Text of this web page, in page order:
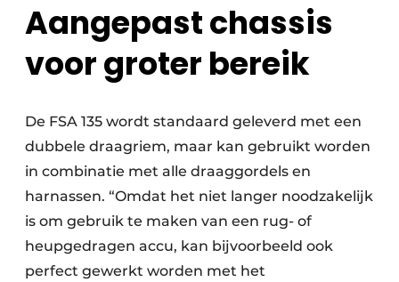
Aangepast chassis
voor groter bereik
De FSA 135 wordt standaard geleverd met een
dubbele draagriem, maar kan gebruikt worden
in combinatie met alle draaggordels en
harnassen. “Omdat het niet langer noodzakelijk
is om gebruik te maken van een rug- of
heupgedragen accu, kan bijvoorbeeld ook
perfect gewerkt worden met het